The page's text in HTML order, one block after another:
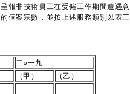
報非技術員工在受僱工作期間遭遇意
個案宗數，並按上述服務類別以表三
二○一九
（甲） （乙）